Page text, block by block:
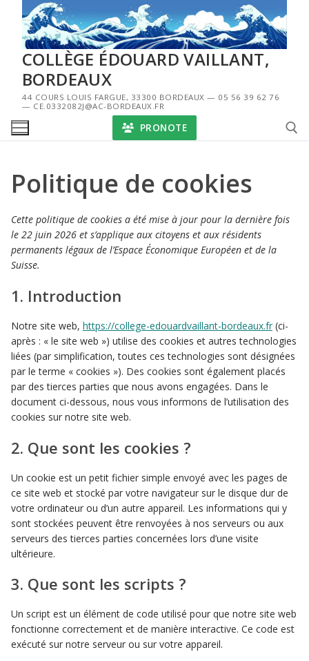
contenu
COLLÈGE ÉDOUARD VAILLANT,
BORDEAUX
44 COURS LOUIS FARGUE, 33300 BORDEAUX — 05 56 39 62 76
— CE.0332082J@AC-BORDEAUX.FR
PRONOTE
Rechercher :
Politique de cookies
Cette politique de cookies a été mise à jour pour la dernière fois
le 22 juin 2026 et s’applique aux citoyens et aux résidents
permanents légaux de l’Espace Économique Européen et de la
Suisse.
1. Introduction
Notre site web, https://college-edouardvaillant-bordeaux.fr (ci-
après : « le site web ») utilise des cookies et autres technologies
liées (par simplification, toutes ces technologies sont désignées
par le terme « cookies »). Des cookies sont également placés
par des tierces parties que nous avons engagées. Dans le
document ci-dessous, nous vous informons de l’utilisation des
cookies sur notre site web.
2. Que sont les cookies ?
Un cookie est un petit fichier simple envoyé avec les pages de
ce site web et stocké par votre navigateur sur le disque dur de
votre ordinateur ou d’un autre appareil. Les informations qui y
sont stockées peuvent être renvoyées à nos serveurs ou aux
serveurs des tierces parties concernées lors d’une visite
ultérieure.
3. Que sont les scripts ?
Un script est un élément de code utilisé pour que notre site web
fonctionne correctement et de manière interactive. Ce code est
exécuté sur notre serveur ou sur votre appareil.